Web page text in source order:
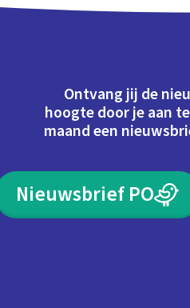
Ontvang jij de
hoogte door je aan
maand een
Nieuwsbrief PO